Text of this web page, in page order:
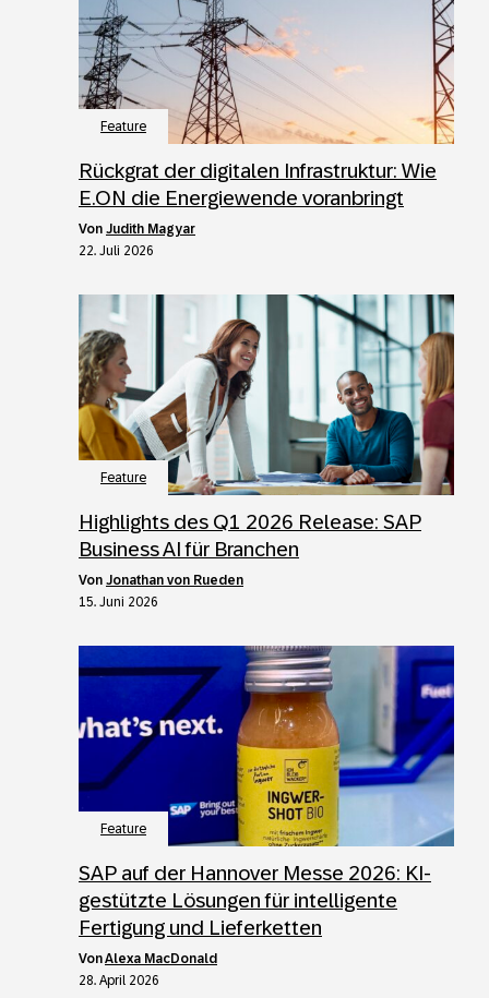
Feature
Rückgrat der digitalen Infrastruktur: Wie
E.ON die Energiewende voranbringt
von Judith Magyar
22. Juli 2026
Feature
Highlights des Q1 2026 Release: SAP
Business AI für Branchen
von Jonathan von Rueden
15. Juni 2026
Feature
SAP auf der Hannover Messe 2026: KI-
gestützte Lösungen für intelligente
Fertigung und Lieferketten
vonAlexa MacDonald
28. April 2026